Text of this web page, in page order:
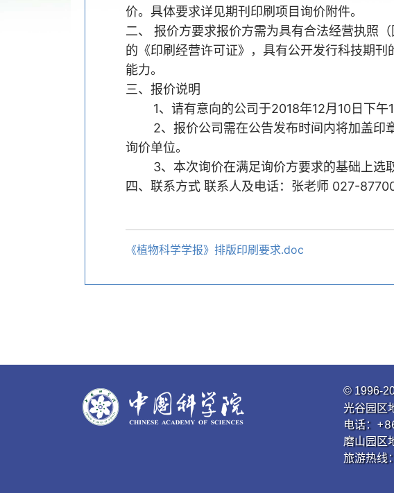
价。具体要求详见期刊印刷项目询价附件。
二、 报价方要求报价方需为具有合法经营执照
的《印刷经营许可证》，具有公开发行科技期
能力。
三、报价说明
1、请有意向的公司于2018年12月10日下
2、报价公司需在公告发布时间内将加盖印章
询价单位。
3、本次询价在满足询价方要求的基础上选取
四、联系方式 联系人及电话：张老师 027-
《植物科学学报》排版印刷要求.doc
© 1996-
光谷园区
电话：
磨山园区
旅游热